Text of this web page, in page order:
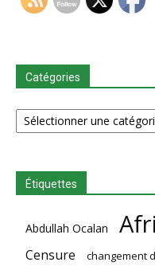
Catégories
Catégories
Étiquettes
Abdullah Ocalan
Censure changement